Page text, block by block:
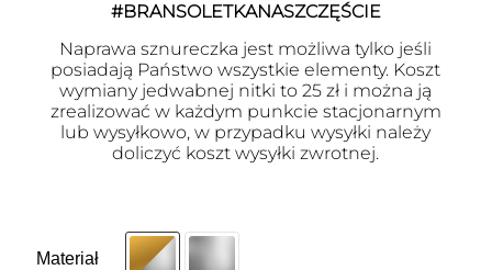
#BRANSOLETKANASZCZĘŚCIE
Naprawa sznureczka jest możliwa tylko jeśli
posiadają Państwo wszystkie elementy. Koszt
wymiany jedwabnej nitki to 25 zł i można ją
zrealizować w każdym punkcie stacjonarnym
lub wysyłkowo, w przypadku wysyłki należy
doliczyć koszt wysyłki zwrotnej.
Materiał